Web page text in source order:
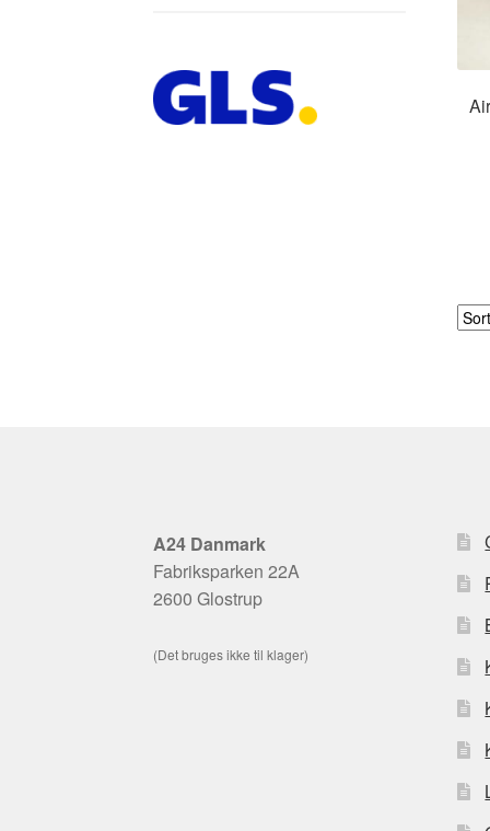
A24 Danmark
Fabriksparken 22A
2600 Glostrup
(Det bruges ikke til klager)